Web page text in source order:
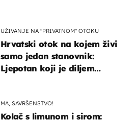
UŽIVANJE NA "PRIVATNOM" OTOKU
Hrvatski otok na kojem živi
samo jedan stanovnik:
Ljepotan koji je diljem
MA, SAVRŠENSTVO!
Kolač s limunom i sirom: